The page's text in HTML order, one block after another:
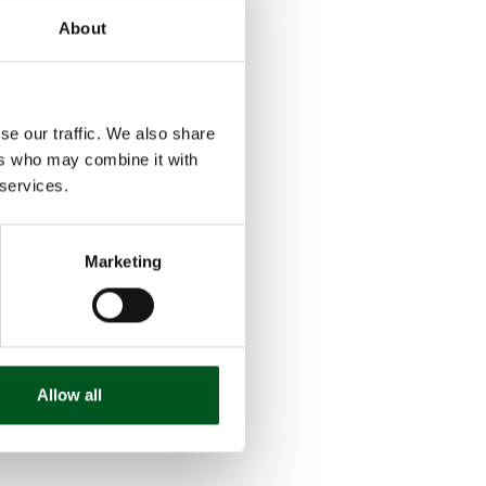
About
our traffic. We also share
who may combine it with
Marketing
Allow all
Dickdarm
der
(CO2e)
viel
Hier